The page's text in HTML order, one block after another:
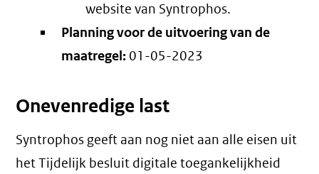
website van Syntrophos.
Planning voor de uitvoering van de
maatregel: 01-05-2023
Onevenredige last
Syntrophos geeft aan nog niet aan alle eisen uit
het Tijdelijk besluit digitale toegankelijkheid